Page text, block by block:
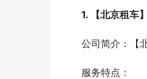
1. 【北京租车
公司简介：【北
服务特点：